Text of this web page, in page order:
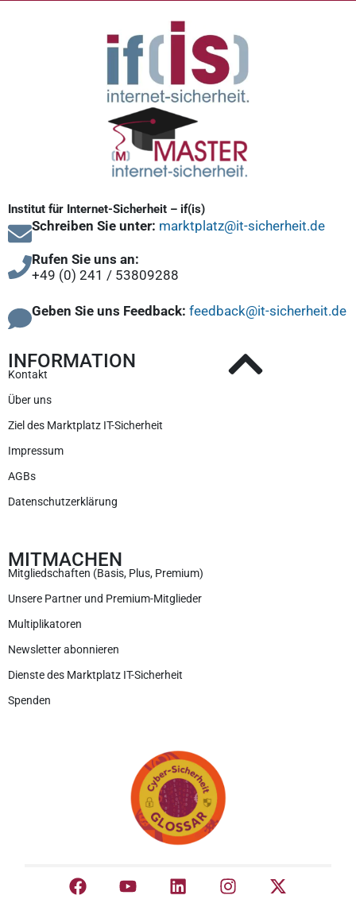
Institut für Internet-Sicherheit – if(is)
Schreiben Sie unter: marktplatz@it-sicherheit.de
Rufen Sie uns an:
+49 (0) 241 / 53809288
Geben Sie uns Feedback: feedback@it-sicherheit.de
INFORMATION
Kontakt
Über uns
Ziel des Marktplatz IT-Sicherheit
Impressum
AGBs
Datenschutzerklärung
MITMACHEN
Mitgliedschaften (Basis, Plus, Premium)
Unsere Partner und Premium-Mitglieder
Multiplikatoren
Newsletter abonnieren
Dienste des Marktplatz IT-Sicherheit
Spenden